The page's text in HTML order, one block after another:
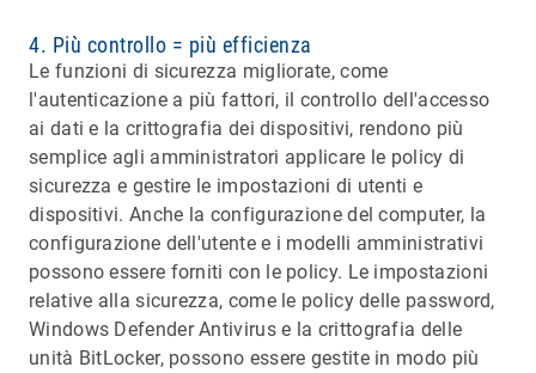
4. Più controllo = più efficienza
Le funzioni di sicurezza migliorate, come
l'autenticazione a più fattori, il controllo dell'accesso
ai dati e la crittografia dei dispositivi, rendono più
semplice agli amministratori applicare le policy di
sicurezza e gestire le impostazioni di utenti e
dispositivi. Anche la configurazione del computer, la
configurazione dell'utente e i modelli amministrativi
possono essere forniti con le policy. Le impostazioni
relative alla sicurezza, come le policy delle password,
Windows Defender Antivirus e la crittografia delle
unità BitLocker, possono essere gestite in modo più